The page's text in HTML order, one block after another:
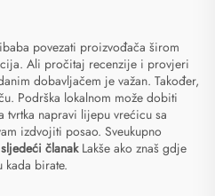
povezati proizvođača širom
Ali pročitaj recenzije i provjeri
dobavljačem je važan. Također,
Podrška lokalnom može dobiti
tvrtka napravi lijepu vrećicu sa
izdvojiti posao. Sveukupno
sljedeći članak Lakše ako znaš gdje
kada birate.